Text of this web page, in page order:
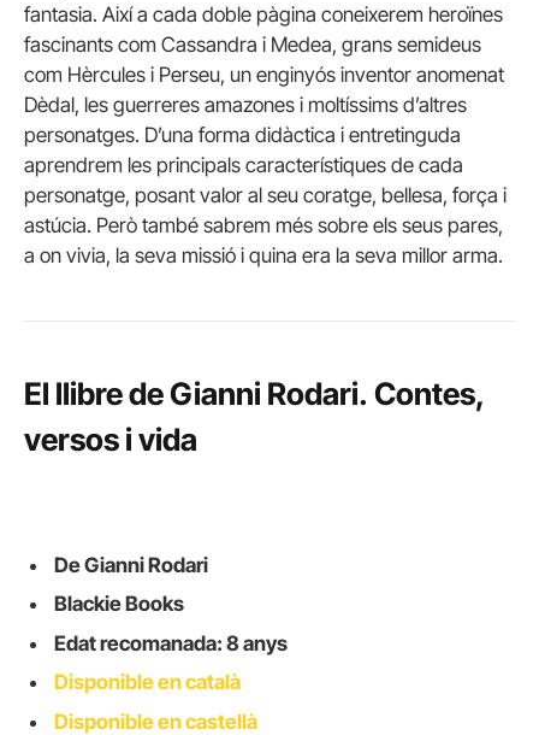
fantasia. Així a cada doble pàgina coneixerem heroïnes
fascinants com Cassandra i Medea, grans semideus
com Hèrcules i Perseu, un enginyós inventor anomenat
Dèdal, les guerreres amazones i moltíssims d’altres
personatges. D’una forma didàctica i entretinguda
aprendrem les principals característiques de cada
personatge, posant valor al seu coratge, bellesa, força i
astúcia. Però també sabrem més sobre els seus pares,
a on vivia, la seva missió i quina era la seva millor arma.
El llibre de Gianni Rodari. Contes,
versos i vida
De Gianni Rodari
Blackie Books
Edat recomanada: 8 anys
Disponible en català
Disponible en castellà